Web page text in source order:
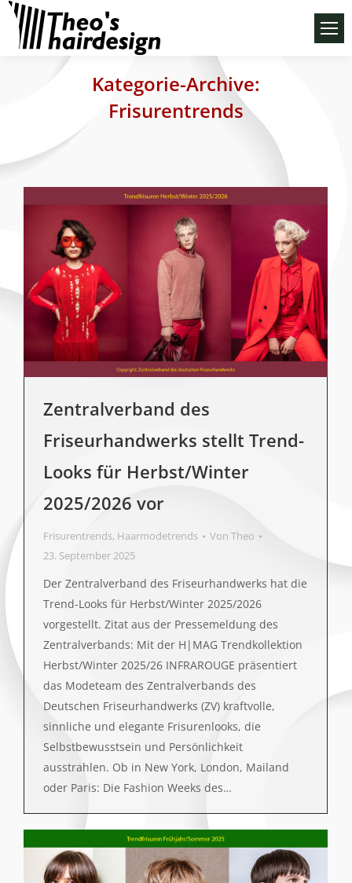
Kategorie-Archive:
Frisurentrends
Zentralverband des
Friseurhandwerks stellt Trend-
Looks für Herbst/Winter
2025/2026 vor
Frisurentrends, Haarmodetrends Von Theo
23. September 2025
Der Zentralverband des Friseurhandwerks hat die
Trend-Looks für Herbst/Winter 2025/2026
vorgestellt. Zitat aus der Pressemeldung des
Zentralverbands: Mit der H|MAG Trendkollektion
Herbst/Winter 2025/26 INFRAROUGE präsentiert
das Modeteam des Zentralverbands des
Deutschen Friseurhandwerks (ZV) kraftvolle,
sinnliche und elegante Frisurenlooks, die
Selbstbewusstsein und Persönlichkeit
ausstrahlen. Ob in New York, London, Mailand
oder Paris: Die Fashion Weeks des…